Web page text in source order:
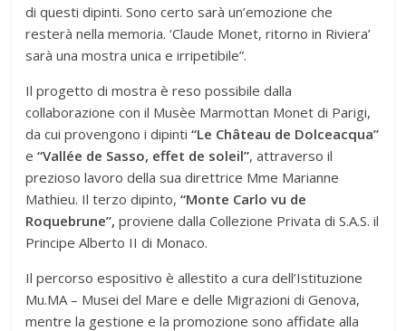
di questi dipinti. Sono certo sarà un’emozione che
resterà nella memoria. ‘Claude Monet, ritorno in Riviera’
sarà una mostra unica e irripetibile”.
Il progetto di mostra è reso possibile dalla
collaborazione con il Musèe Marmottan Monet di Parigi,
da cui provengono i dipinti“Le Château de Dolceacqua”
e “Vallée de Sasso, effet de soleil”, attraverso il
prezioso lavoro della sua direttrice Mme Marianne
Mathieu. Il terzo dipinto, “Monte Carlo vu de
Roquebrune”,proviene dalla Collezione Privata di S.A.S. il
Principe Alberto II di Monaco.
Il percorso espositivo è allestito a cura dell’Istituzione
Mu.MA – Musei del Mare e delle Migrazioni di Genova,
mentre la gestione e la promozione sono affidate alla